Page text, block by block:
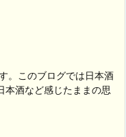
。このブログでは日本酒
本酒など感じたままの思